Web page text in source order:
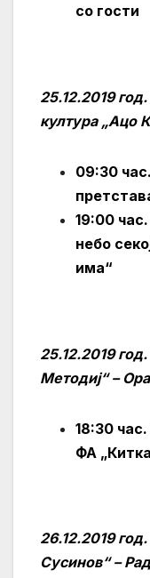
со гости
25.12.2019
култура „Ацо
09:30
19:00
небо
има“
25.12.2019
Методиј“ –
18:30
ФА
26.12.2019
Сусинов“ –